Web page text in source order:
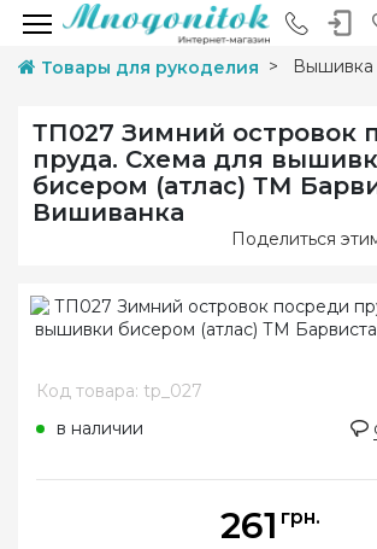
Товары для рукоделия Вышивка
ТП027 Зимний островок
пруда. Схема для
бисером (атлас) ТМ
Вишиванка
Поделиться
Код товара: tp_027
в наличии
261 грн.